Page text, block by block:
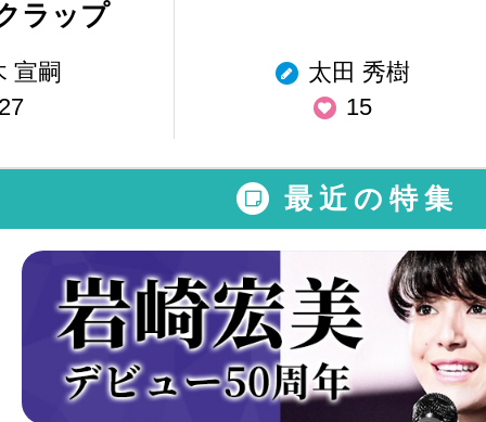
ラップ
宣嗣
太田 秀樹
15
最近の特集